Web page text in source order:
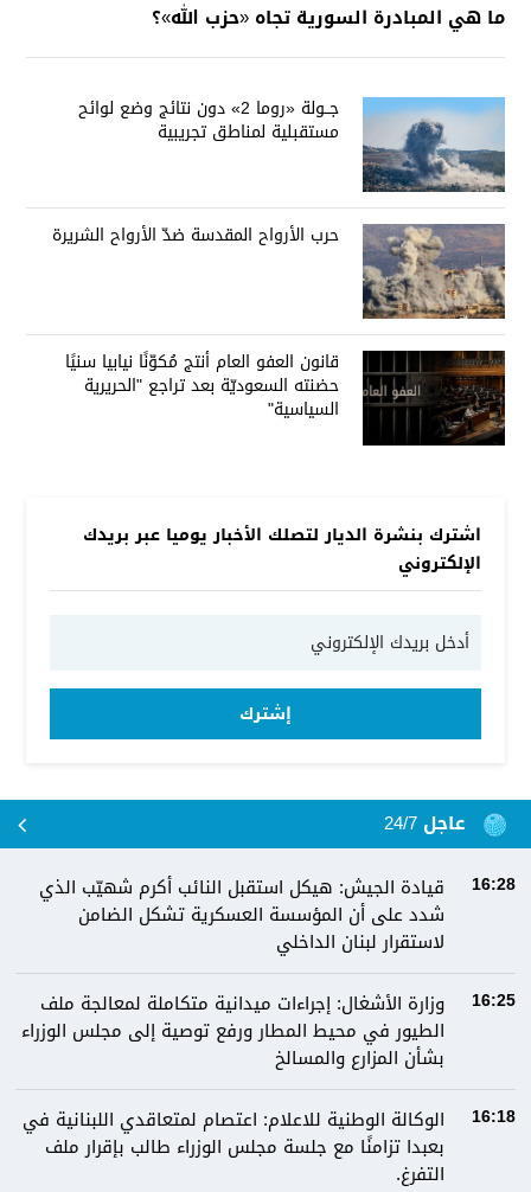
ما هي المبادرة السورية تجاه «حزب الله»؟
جــولة «روما 2» دون نتائج وضع لوائح
مستقبلية لمناطق تجريبية
حرب الأرواح المقدسة ضدّ الأرواح الشريرة
قانون العفو العام أنتج مُكوّنًا نيابيا سنيًا
حضنته السعوديّة بعد تراجع "الحريرية
السياسية"
اشترك بنشرة الديار لتصلك الأخبار يوميا عبر بريدك
الإلكتروني
إشترك
عاجل 24/7
16:28
قيادة الجيش: هيكل استقبل النائب أكرم شهيّب الذي
شدد على أن المؤسسة العسكرية تشكل الضامن
لاستقرار لبنان الداخلي
16:25
وزارة الأشغال: إجراءات ميدانية متكاملة لمعالجة ملف
الطيور في محيط المطار ورفع توصية إلى مجلس الوزراء
بشأن المزارع والمسالخ
16:18
الوكالة الوطنية للاعلام: اعتصام لمتعاقدي اللبنانية في
بعبدا تزامنًا مع جلسة مجلس الوزراء طالب بإقرار ملف
التفرغ.